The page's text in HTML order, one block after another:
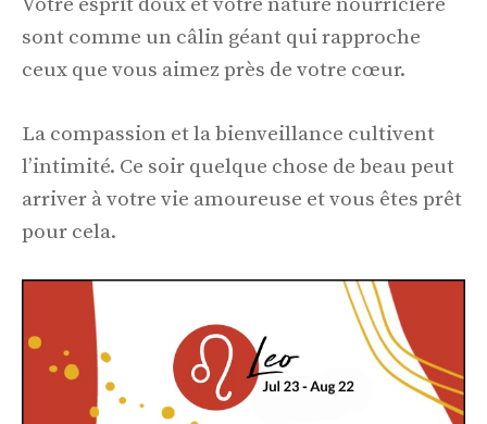
Votre esprit doux et votre nature nourricière
sont comme un câlin géant qui rapproche
ceux que vous aimez près de votre cœur.
La compassion et la bienveillance cultivent
l’intimité. Ce soir quelque chose de beau peut
arriver à votre vie amoureuse et vous êtes prêt
pour cela.